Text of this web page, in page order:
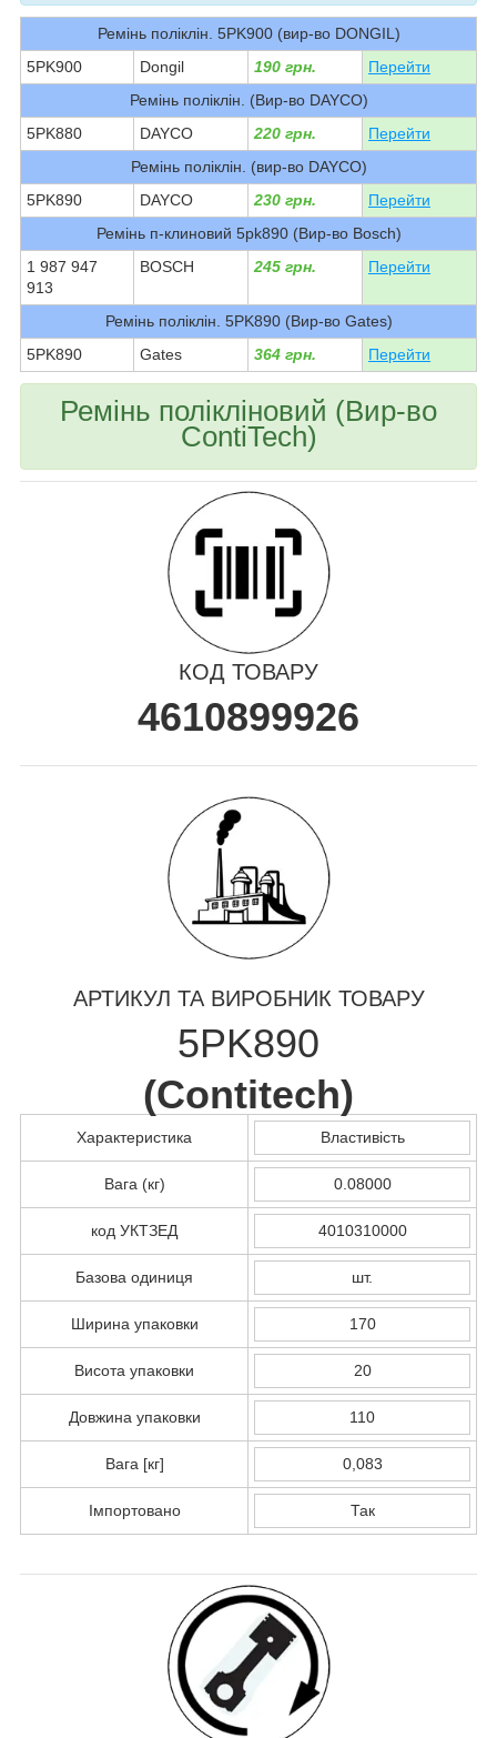
Ремінь поліклін. 5PK900 (вир-во DONGIL)
5PK900
Dongil 190 грн.
Перейти
Ремінь поліклін. (Вир-во DAYCO)
5PK880
DAYCO 220 грн.
Перейти
Ремінь поліклін. (вир-во DAYCO)
5PK890
DAYCO 230 грн.
Перейти
Ремінь п-клиновий 5pk890 (Вир-во Bosch)
1 987 947
913
BOSCH 245 грн. Перейти
Ремінь поліклін. 5PK890 (Вир-во Gates)
5PK890
Gates 364 грн. Перейти
Ремінь полікліновий (Вир-во
ContiTech)
КОД ТОВАРУ
4610899926
АРТИКУЛ ТА ВИРОБНИК ТОВАРУ
5PK890
(Contitech)
Характеристика Властивість
Вага (кг) 0.08000
код УКТЗЕД 4010310000
Базова одиниця шт.
Ширина упаковки 170
Висота упаковки 20
Довжина упаковки 110
Вага [кг] 0,083
Імпортовано Так